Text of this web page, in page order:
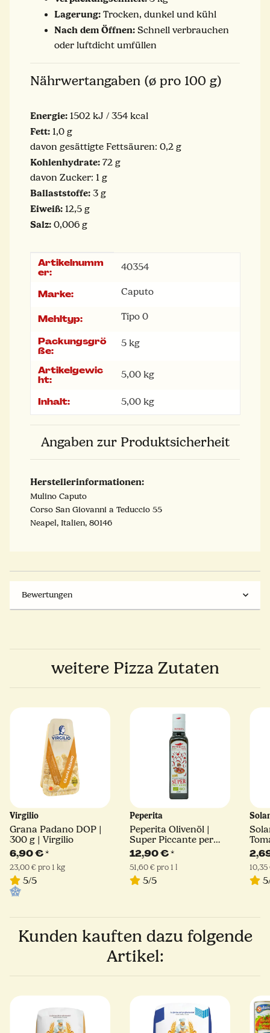
Lagerung: Trocken, dunkel und kühl
Nach dem Öffnen: Schnell verbrauchen
oder luftdicht umfüllen
Nährwertangaben (ø pro 100 g)
Energie: 1502 kJ / 354 kcal
Fett: 1,0 g
davon gesättigte Fettsäuren: 0,2 g
Kohlenhydrate: 72 g
davon Zucker: 1 g
Ballaststoffe: 3 g
Eiweiß: 12,5 g
Salz: 0,006 g
Produkteigenschaft
Wert
Artikelnumm
er:
40354
Marke: Caputo
Mehltyp: Tipo 0
Packungsgrö
ße:
5 kg
Artikelgewic
ht:
5,00 kg
Inhalt: 5,00 kg
Angaben zur Produktsicherheit
Herstellerinformationen:
Mulino Caputo
Corso San Giovanni a Teduccio 55
Neapel, Italien, 80146
Bewertungen
weitere Pizza Zutaten
Virgilio
Grana Padano DOP |
300 g | Virgilio
6,90 €*
23,00 € pro 1 kg
5/5
Peperita
Peperita Olivenöl |
Super Piccante per
Pizza
12,90 €*
51,60 € pro 1 l
5/5
Kunden kauften dazu folgende
Artikel: